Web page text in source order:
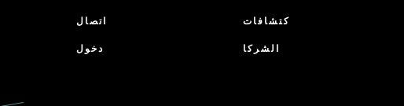
اتصال
دخول
كتشافات
الشركا